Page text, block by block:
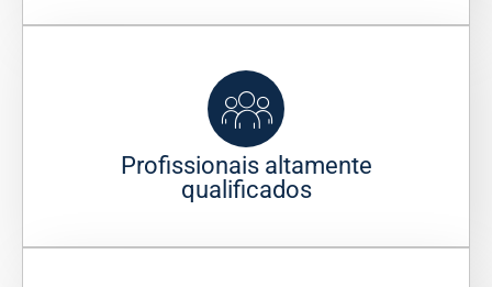
Profissionais altamente
qualificados